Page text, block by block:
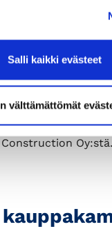
Salli kaikki evästeet
välttämättömät
Tommi
Finland
toimitusjohtaja
toimitusjohtaja
Oy:stä.